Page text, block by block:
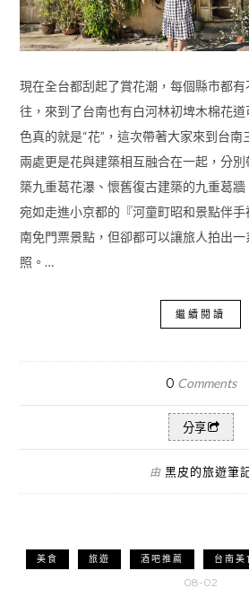
現在全台都刮起了賞花潮，每個縣市都
往，來到了台南也有白河林初埤木棉花
色真的就是“花”，這次帶著大家來到台
兩處更是花與建築相互融合在一起，分
築九重葛花瀑、懷舊復古建築的九重葛
宛如走進小京都的『河童町昭和景點伴
南免門票景點，但卻都可以讓旅人拍出
照。…
繼續閱讀
0 Comments
分享
由 黑皮的旅遊筆
美食 旅遊 酒吧推薦 台南美
08-02